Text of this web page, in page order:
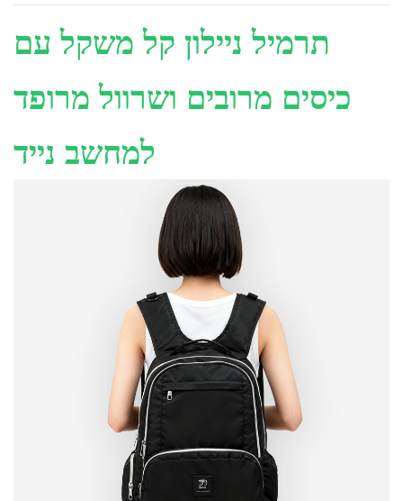
תרמיל ניילון קל משקל עם
כיסים מרובים ושרוול מרופד
למחשב נייד